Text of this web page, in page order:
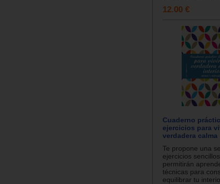
12.00 €
Cuaderno
ejercicios para
verdadera
Te propone una
ejercicios
permitirán
técnicas para
equilibrar tu